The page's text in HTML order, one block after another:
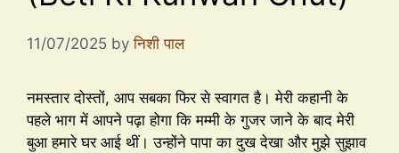
11/07/2025 byनिशी पाल
नमस्तार दोस्तों, आप सबका फिर से स्वागत है। मेरी कहानी के
पहले भाग में आपने पढ़ा होगा कि मम्मी के गुजर जाने के बाद मेरी
बुआ हमारे घर आई थीं। उन्होंने पापा का दुख देखा और मुझे सुझाव